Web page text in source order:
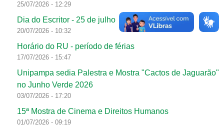
25/07/2026 - 12:29
Dia do Escritor - 25 de julho
20/07/2026 - 10:32
Horário do RU - período de férias
17/07/2026 - 15:47
Unipampa sedia Palestra e Mostra "Cactos de Jaguarão"
no Junho Verde 2026
03/07/2026 - 17:20
15ª Mostra de Cinema e Direitos Humanos
01/07/2026 - 09:19